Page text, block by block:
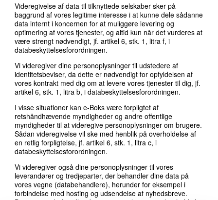
Videregivelse af data til tilknyttede selskaber sker på
baggrund af vores legitime interesse i at kunne dele sådanne
data internt i koncernen for at muliggøre levering og
optimering af vores tjenester, og altid kun når det vurderes at
være strengt nødvendigt, jf. artikel 6, stk. 1, litra f, i
databeskyttelsesforordningen.
Vi videregiver dine personoplysninger til udstedere af
identitetsbeviser, da dette er nødvendigt for opfyldelsen af
vores kontrakt med dig om at levere vores tjenester til dig, jf.
artikel 6, stk. 1, litra b, i databeskyttelsesforordningen.
I visse situationer kan e-Boks være forpligtet af
retshåndhævende myndigheder og andre offentlige
myndigheder til at videregive personoplysninger om brugere.
Sådan videregivelse vil ske med henblik på overholdelse af
en retlig forpligtelse, jf. artikel 6, stk. 1, litra c, i
databeskyttelsesforordningen.
Vi videregiver også dine personoplysninger til vores
leverandører og tredjeparter, der behandler dine data på
vores vegne (databehandlere), herunder for eksempel i
forbindelse med hosting og udsendelse af nyhedsbreve.